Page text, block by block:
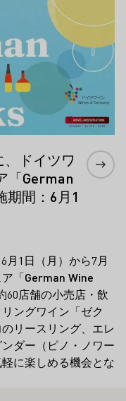
ドイツワ
「German
期間：6月1
月1日（月）から7月
「German Wine
60店舗の小売店・飲
ングワイン「ゼク
リースリング、エレ
ダー（ピノ・ノワー
に楽しめる機会とな